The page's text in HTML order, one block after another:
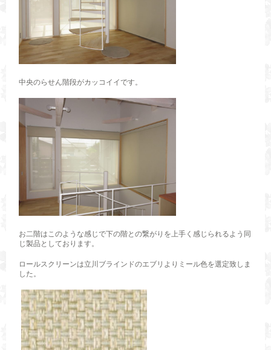
中央のらせん階段がカッコイイです。
お二階はこのような感じで下の階との繋がりを上手く感じられるよう同
じ製品としております。
ロールスクリーンは立川ブラインドのエブリよりミール色を選定致しま
した。